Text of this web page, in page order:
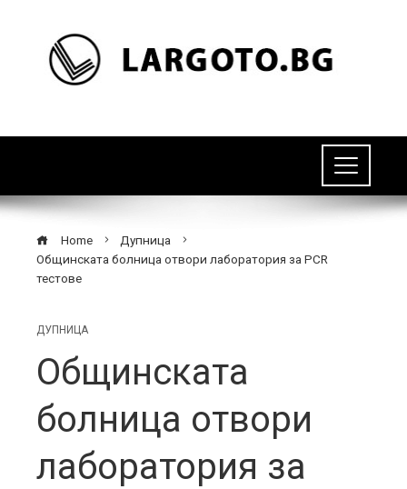
Home
Дупница
Общинската болница отвори лаборатория за PCR
тестове
ДУПНИЦА
Общинската
болница отвори
лаборатория за